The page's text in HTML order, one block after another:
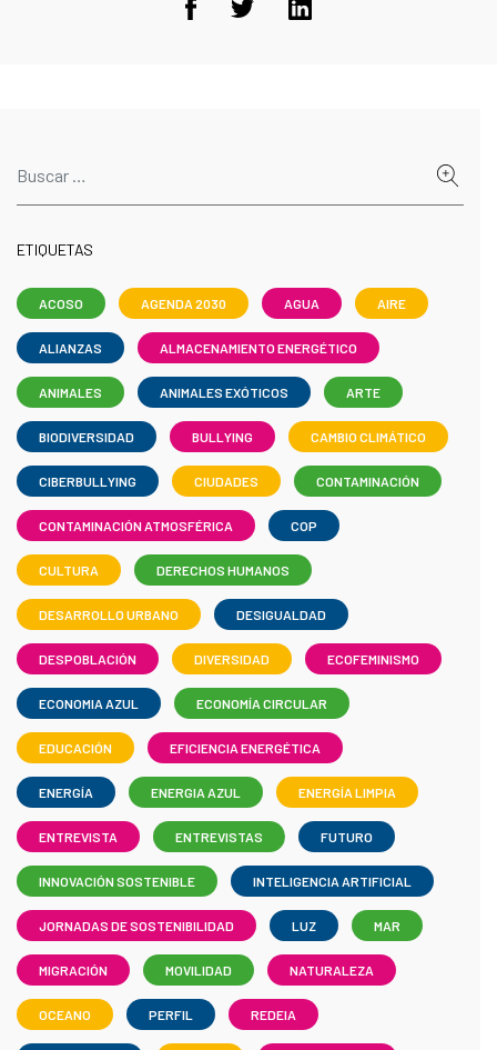
ETIQUETAS
ACOSO AGENDA 2030 AGUA AIRE
ALIANZAS ALMACENAMIENTO ENERGÉTICO
ANIMALES ANIMALES EXÓTICOS ARTE
BIODIVERSIDAD BULLYING CAMBIO CLIMÁTICO
CIBERBULLYING CIUDADES CONTAMINACIÓN
CONTAMINACIÓN ATMOSFÉRICA COP
CULTURA DERECHOS HUMANOS
DESARROLLO URBANO DESIGUALDAD
DESPOBLACIÓN DIVERSIDAD ECOFEMINISMO
ECONOMIA AZUL ECONOMÍA CIRCULAR
EDUCACIÓN EFICIENCIA ENERGÉTICA
ENERGÍA ENERGIA AZUL ENERGÍA LIMPIA
ENTREVISTA ENTREVISTAS FUTURO
INNOVACIÓN SOSTENIBLE INTELIGENCIA ARTIFICIAL
JORNADAS DE SOSTENIBILIDAD LUZ MAR
MIGRACIÓN MOVILIDAD NATURALEZA
OCEANO PERFIL REDEIA